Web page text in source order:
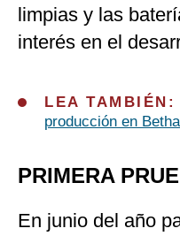
limpias y las
interés en el
LEA TAMBIÉN:
producción en
PRIMERA
En junio del año